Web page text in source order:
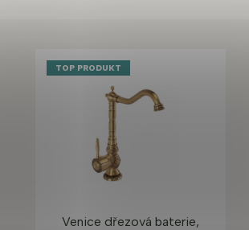
TOP PRODUKT
Venice dřezová baterie,